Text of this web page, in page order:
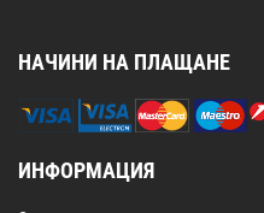
НАЧИНИ НА ПЛАЩАНЕ
ИНФОРМАЦИЯ